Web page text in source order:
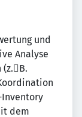
und
Analyse
dem